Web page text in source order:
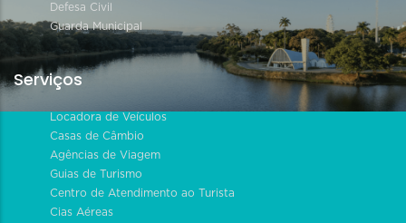
Defesa Civil
Guarda Municipal
Serviços
Locadora de Veículos
Casas de Câmbio
Agências de Viagem
Guias de Turismo
Centro de Atendimento ao Turista
Cias Aéreas